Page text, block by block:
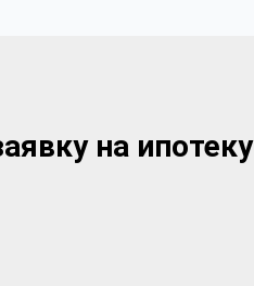
на ипотеку